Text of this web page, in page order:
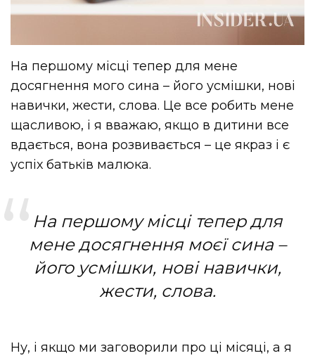
На першому місці тепер для мене
досягнення мого сина – його усмішки, нові
навички, жести, слова. Це все робить мене
щасливою, і я вважаю, якщо в дитини все
вдається, вона розвивається – це якраз і є
успіх батьків малюка.
На першому місці тепер для
мене досягнення моєї сина –
його усмішки, нові навички,
жести, слова.
Ну, і якщо ми заговорили про ці місяці, а я